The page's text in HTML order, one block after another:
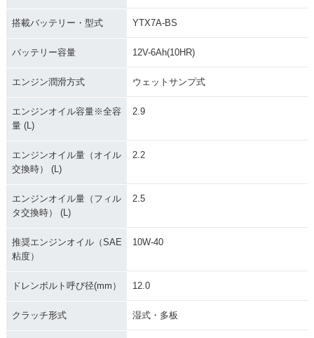
搭載バッテリー・型式 YTX7A-BS
バッテリー容量 12V-6Ah(10HR)
エンジン潤滑方式 ウェットサンプ式
エンジンオイル容量※全容
量 (L)
2.9
エンジンオイル量（オイル
交換時） (L)
2.2
エンジンオイル量（フィル
タ交換時） (L)
2.5
推奨エンジンオイル（SAE
粘度）
10W-40
ドレンボルト呼び径(mm） 12.0
クラッチ形式 湿式・多板